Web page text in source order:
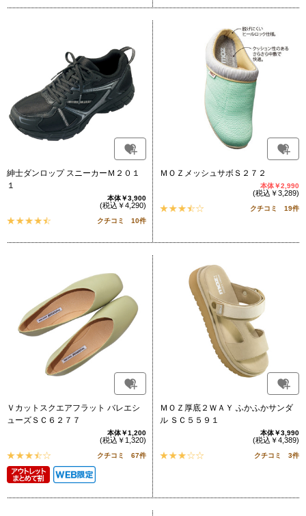
紳士ダンロップ スニーカーＭ２０１
１
本体￥3,900
(税込￥4,290)
クチコミ 10件
ＭＯＺメッシュサボＳ２７２
本体￥2,990
(税込￥3,289)
クチコミ 19件
Ｖカットスクエアフラット バレエシ
ューズＳＣ６２７７
本体￥1,200
(税込￥1,320)
クチコミ 67件
ＭＯＺ厚底２ＷＡＹ ふかふかサンダ
ル ＳＣ５５９１
本体￥3,990
(税込￥4,389)
クチコミ 3件